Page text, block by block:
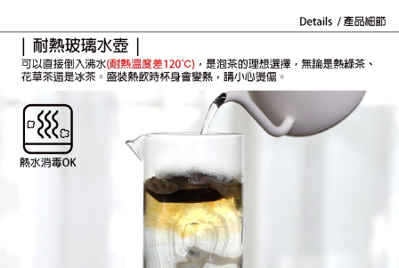
５．嚴禁一人註冊多個帳號或使用他人資訊註冊。若發現惡意使用之情形，
恩沛科技股份有限公司將有權停止該用戶之使用額度並採取法律行動。